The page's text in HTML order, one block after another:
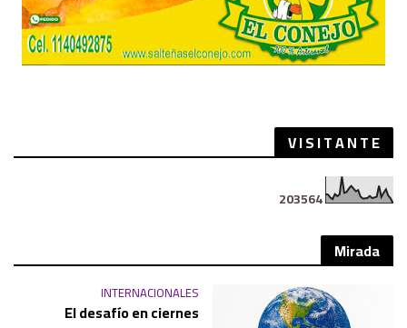
V I S I T A N T E
203564
Mirada
INTERNACIONALES
El desafío en ciernes